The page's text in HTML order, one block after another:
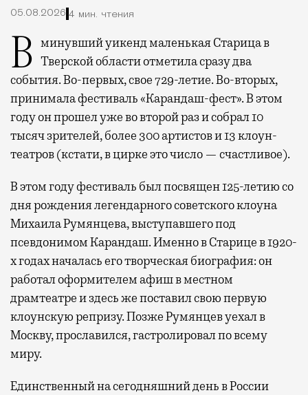
05.08.2026 4 мин. чтения
В минувший уикенд маленькая Старица в Тверской области отметила сразу два
события. Во-первых, свое 729-летие. Во-вторых,
принимала фестиваль «Карандаш-фест». В этом
году он прошел уже во второй раз и собрал 10
тысяч зрителей, более 300 артистов и 13 клоун-
театров (кстати, в цирке это число — счастливое).
В этом году фестиваль был посвящен 125-летию со
дня рождения легендарного советского клоуна
Михаила Румянцева, выступавшего под
псевдонимом Карандаш. Именно в Старице в 1920-
х годах началась его творческая биография: он
работал оформителем афиш в местном
драмтеатре и здесь же поставил свою первую
клоунскую репризу. Позже Румянцев уехал в
Москву, прославился, гастролировал по всему
миру.
Единственный на сегодняшний день в России